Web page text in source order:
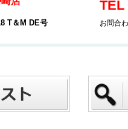
T＆M DE号
TEL
お問合